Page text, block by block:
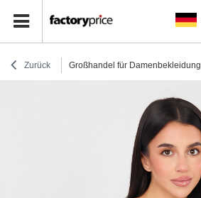
Zurück Großhandel für Damenbekleidung